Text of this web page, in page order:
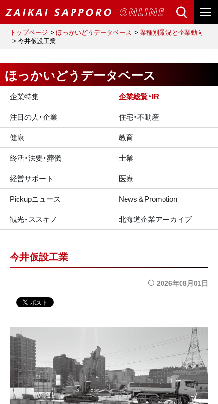
トップページ ほっかいどうデータベース
業種別景況と企業動向
今井仮設工業
ほっかいどうデータベース
企業特集
企業総覧・IR
注目の人・企業
住宅・不動産
健康
教育
終活・法要・葬儀
士業
経営サポート
医療
Pickupニュース
News＆Promotion
観光・ススキノ
北海道企業アーカイブ
今井仮設工業
2026年08月01日